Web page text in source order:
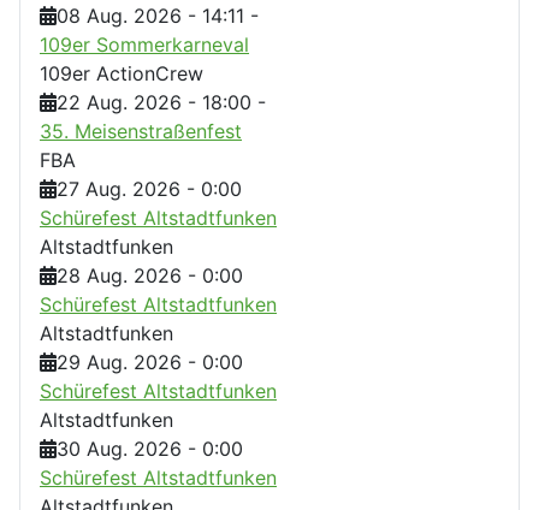
08 Aug. 2026 - 14:11 -
109er Sommerkarneval
109er ActionCrew
22 Aug. 2026 - 18:00 -
35. Meisenstraßenfest
FBA
27 Aug. 2026 - 0:00
Schürefest Altstadtfunken
Altstadtfunken
28 Aug. 2026 - 0:00
Schürefest Altstadtfunken
Altstadtfunken
29 Aug. 2026 - 0:00
Schürefest Altstadtfunken
Altstadtfunken
30 Aug. 2026 - 0:00
Schürefest Altstadtfunken